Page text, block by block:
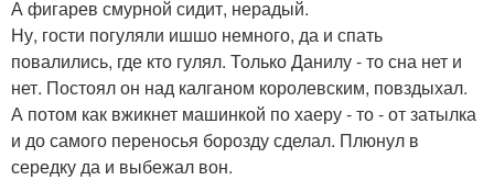
А фигарев смурной сидит, нерадый.
Ну, гости погуляли ишшо немного, да и спать
повалились, где кто гулял. Только Данилу - то сна нет и
нет. Постоял он над калганом королевским, повздыхал.
А потом как вжикнет машинкой по хаеру - то - от затылка
и до самого переносья борозду сделал. Плюнул в
середку да и выбежал вон.